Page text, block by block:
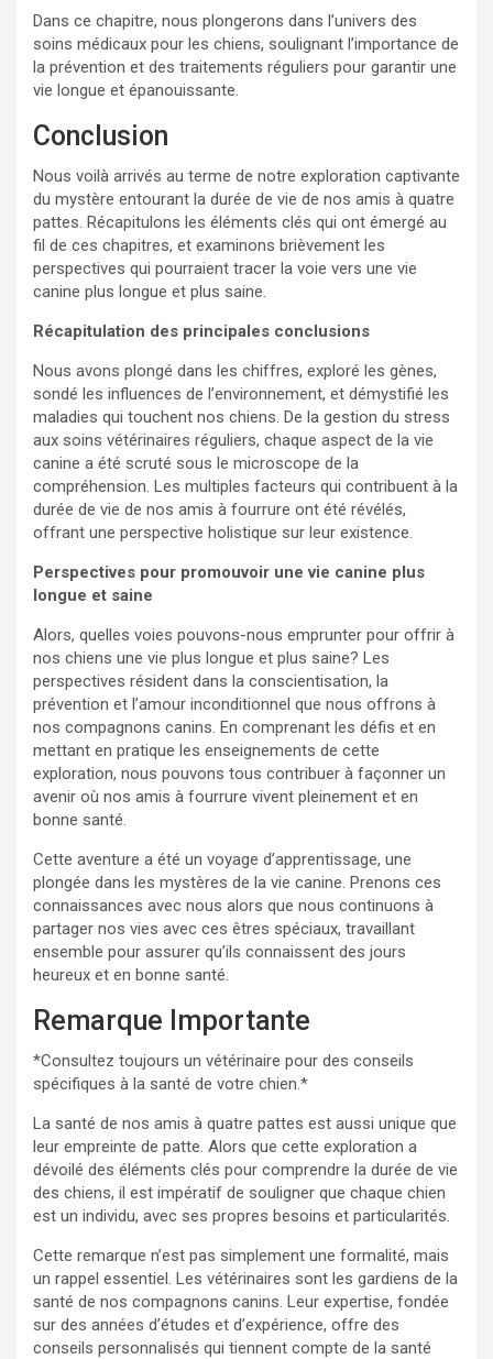
Dans ce chapitre, nous plongerons dans l’univers des
soins médicaux pour les chiens, soulignant l’importance de
la prévention et des traitements réguliers pour garantir une
vie longue et épanouissante.
Conclusion
Nous voilà arrivés au terme de notre exploration captivante
du mystère entourant la durée de vie de nos amis à quatre
pattes. Récapitulons les éléments clés qui ont émergé au
fil de ces chapitres, et examinons brièvement les
perspectives qui pourraient tracer la voie vers une vie
canine plus longue et plus saine.
Récapitulation des principales conclusions
Nous avons plongé dans les chiffres, exploré les gènes,
sondé les influences de l’environnement, et démystifié les
maladies qui touchent nos chiens. De la gestion du stress
aux soins vétérinaires réguliers, chaque aspect de la vie
canine a été scruté sous le microscope de la
compréhension. Les multiples facteurs qui contribuent à la
durée de vie de nos amis à fourrure ont été révélés,
offrant une perspective holistique sur leur existence.
Perspectives pour promouvoir une vie canine plus
longue et saine
Alors, quelles voies pouvons-nous emprunter pour offrir à
nos chiens une vie plus longue et plus saine? Les
perspectives résident dans la conscientisation, la
prévention et l’amour inconditionnel que nous offrons à
nos compagnons canins. En comprenant les défis et en
mettant en pratique les enseignements de cette
exploration, nous pouvons tous contribuer à façonner un
avenir où nos amis à fourrure vivent pleinement et en
bonne santé.
Cette aventure a été un voyage d’apprentissage, une
plongée dans les mystères de la vie canine. Prenons ces
connaissances avec nous alors que nous continuons à
partager nos vies avec ces êtres spéciaux, travaillant
ensemble pour assurer qu’ils connaissent des jours
heureux et en bonne santé.
Remarque Importante
*Consultez toujours un vétérinaire pour des conseils
spécifiques à la santé de votre chien.*
La santé de nos amis à quatre pattes est aussi unique que
leur empreinte de patte. Alors que cette exploration a
dévoilé des éléments clés pour comprendre la durée de vie
des chiens, il est impératif de souligner que chaque chien
est un individu, avec ses propres besoins et particularités.
Cette remarque n’est pas simplement une formalité, mais
un rappel essentiel. Les vétérinaires sont les gardiens de la
santé de nos compagnons canins. Leur expertise, fondée
sur des années d’études et d’expérience, offre des
conseils personnalisés qui tiennent compte de la santé